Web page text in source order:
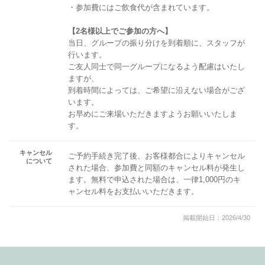
・参加費にはご飲食代が含まれています。
【2名様以上でご参加の方へ】
当日、グループの振り分けを到着順に、スタッフが
行います。
ご友人同士で同一グループになるよう配慮はいたし
ますが、
到着時間によっては、ご希望に沿えない場合がござ
います。
お早めにご来場いただきますようお願いいたしま
す。
キャンセル
について
ご予約手続き完了後、お客様都合によりキャンセル
された場合、参加費と同額のキャンセル料が発生し
ます。無料で申込された場合は、一律1,000円のキ
ャンセル料をお支払いいただきます。
掲載開始日：2026/4/30